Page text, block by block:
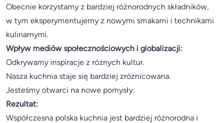
Obecnie korzystamy z bardziej różnorodnych składników,
w tym eksperymentujemy z nowymi smakami i technikami
kulinarnymi.
Wpływ mediów społecznościowych i globalizacji:
Odkrywamy inspiracje z różnych kultur.
Nasza kuchnia staje się bardziej zróżnicowana.
Jesteśmy otwarci na nowe pomysły.
Rezultat:
Współczesna polska kuchnia jest bardziej różnorodna i